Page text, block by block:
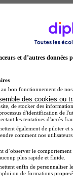
pour cette formation ?
et d’autres données
au bon fonctionnement de
des cookies ou
de stocker des
d'identification de
les tentatives d'accès
également de piloter
comment nos
d’observer le
plus rapide et fluide.
enfin de personnaliser
ou de formations